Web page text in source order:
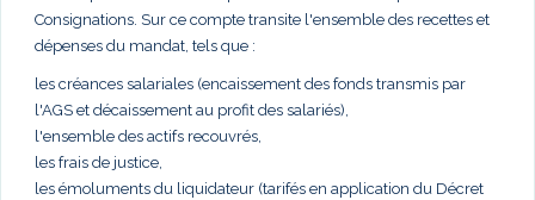
Consignations. Sur ce compte transite l'ensemble des recettes et
dépenses du mandat, tels que :
les créances salariales (encaissement des fonds transmis par
l'AGS et décaissement au profit des salariés),
l'ensemble des actifs recouvrés,
les frais de justice,
les émoluments du liquidateur (tarifés en application du Décret